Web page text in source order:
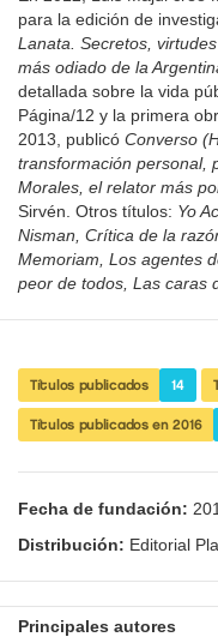
para la edición de
Lanata. Secretos,
más odiado de la
detallada sobre la vida
Página/12 y la primera
2013, publicó Converso
transformación personal,
Morales, el relator más
Sirvén. Otros títulos: Yo
Nisman, Crítica de la
Memoriam, Los agentes
peor de todos, Las caras
Títulos publicados 14
Títulos publicados en 2016
Fecha de fundación:
Distribución: Editorial
Principales autores